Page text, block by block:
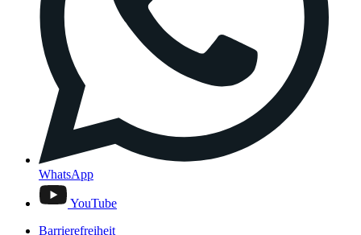
WhatsApp
YouTube
Barrierefreiheit